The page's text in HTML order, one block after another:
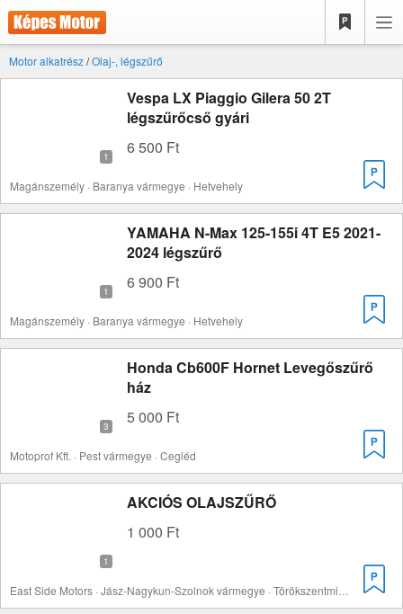
Motor alkatrész/Olaj-, légszűrő
Vespa LX Piaggio Gilera 50 2T
légszűrőcső gyári
6 500 Ft
Magánszemély · Baranya vármegye · Hetvehely
YAMAHA N-Max 125-155i 4T E5 2021-
2024 légszűrő
6 900 Ft
Magánszemély · Baranya vármegye · Hetvehely
Honda Cb600F Hornet Levegőszűrő
ház
5 000 Ft
Motoprof Kft. · Pest vármegye · Cegléd
AKCIÓS OLAJSZŰRŐ
1 000 Ft